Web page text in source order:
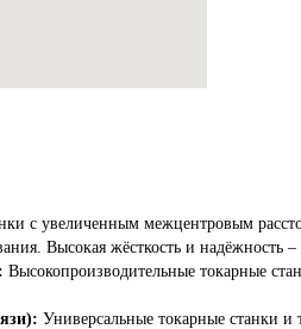
с увеличенным межцентровым
Высокая жёсткость и надёжность
Высокопроизводительные токарные
Универсальные токарные станки